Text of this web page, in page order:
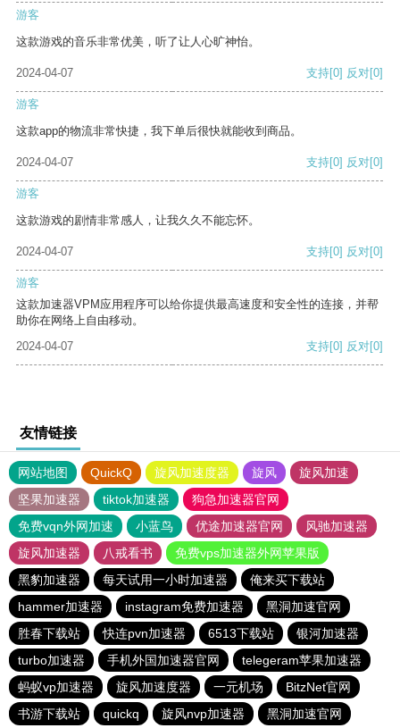
游客
这款游戏的音乐非常优美，听了让人心旷神怡。
2024-04-07 支持[0] 反对[0]
游客
这款app的物流非常快捷，我下单后很快就能收到商品。
2024-04-07 支持[0] 反对[0]
游客
这款游戏的剧情非常感人，让我久久不能忘怀。
2024-04-07 支持[0] 反对[0]
游客
这款加速器VPM应用程序可以给你提供最高速度和安全性的连接，并帮
助你在网络上自由移动。
2024-04-07
支持[0] 反对[0]
友情链接
网站地图 QuickQ 旋风加速度器 旋风
旋风加速
坚果加速器
tiktok加速器
狗急加速器官网
免费vqn外网加速
小蓝鸟 优途加速器官网
风驰加速器
旋风加速器
八戒看书
免费vps加速器外网苹果版
黑豹加速器
每天试用一小时加速器
俺来买下载站
hammer加速器
instagram免费加速器
黑洞加速官网
胜春下载站
快连pvn加速器 6513下载站
银河加速器
turbo加速器
手机外国加速器官网
telegeram苹果加速器
蚂蚁vp加速器
旋风加速度器 一元机场
BitzNet官网
书游下载站
quickq 旋风nvp加速器 黑洞加速官网